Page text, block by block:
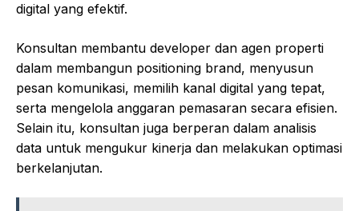
digital yang efektif.
Konsultan membantu developer dan agen properti
dalam membangun positioning brand, menyusun
pesan komunikasi, memilih kanal digital yang tepat,
serta mengelola anggaran pemasaran secara efisien.
Selain itu, konsultan juga berperan dalam analisis
data untuk mengukur kinerja dan melakukan optimasi
berkelanjutan.